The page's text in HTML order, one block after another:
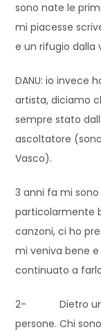
sono nate le
mi piacesse
e un rifugio dalla
DANU: io invece
artista, diciamo
sempre stato
ascoltatore
Vasco).
3 anni fa mi
particolarmente
canzoni, ci ho
mi veniva bene
continuato a
2- Dietro un
persone. Chi